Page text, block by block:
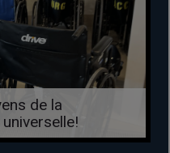
de la